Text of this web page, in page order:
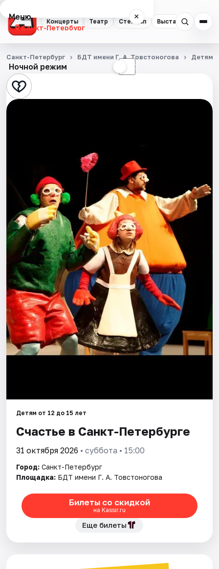
Концерты Театр Стендап Выставки
Меню ×
Санкт-Петербург
Концерты
Театр
Стендап
События
Города
Площадки
Артисты
Рейтинги
Ночной режим ☾
Санкт-Петербург БДТ имени Г. А. Товстоногова Детям
Детям от 12 до 15 лет
Счастье в Санкт-Петербурге
31 октября 2026 • суббота • 15:00
Город: Санкт-Петербург
Площадка: БДТ имени Г. А. Товстоногова
Билеты со скидкой
на Kassir.ru
Еще билеты